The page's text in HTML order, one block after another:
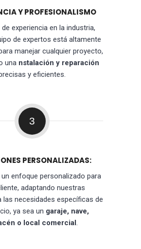
Y PROFESIONALISMO
experiencia en la industria,
de expertos está altamente
manejar cualquier proyecto,
una nstalación y reparación
y eficientes.
3
PERSONALIZADAS:
enfoque personalizado para
adaptando nuestras
las necesidades específicas de
ya sea un garaje, nave,
o local comercial.